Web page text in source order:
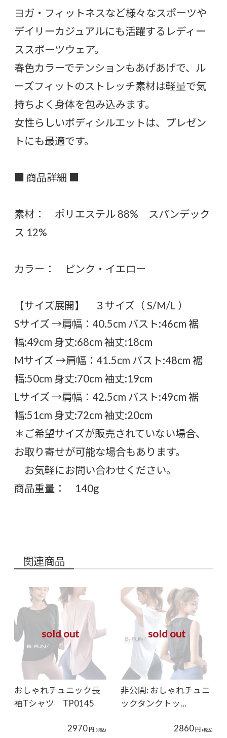
ヨガ・フィットネスなど様々なスポーツや
デイリーカジュアルにも活躍するレディー
ススポーツウェア。
春色カラーでテンションもあげあげで、ル
ーズフィットのストレッチ素材は軽量で気
持ちよく身体を包み込みます。
女性らしいボディシルエットは、プレゼン
トにも最適です。
■ 商品詳細 ■
素材： ポリエステル 88% スパンデック
ス 12%
カラー： ピンク・イエロー
【サイズ展開】 ３サイズ（ S/M/L ）
Sサイズ →肩幅：40.5cm バスト:46cm 裾
幅:49cm 身丈:68cm 袖丈:18cm
Mサイズ →肩幅：41.5cm バスト:48cm 裾
幅:50cm 身丈:70cm 袖丈:19cm
Lサイズ →肩幅：42.5cm バスト:49cm 裾
幅:51cm 身丈:72cm 袖丈:20cm
＊ご希望サイズが販売されていない場合、
お取り寄せが可能な場合もあります。
お気軽にお問い合わせください。
商品重量： 140g
関連商品
sold out
おしゃれチュニック長
袖Tシャツ TP0145
2970円 (税込)
sold out
非公開: おしゃれチュニ
ックタンクトッ…
2860円 (税込)